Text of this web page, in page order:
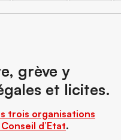
grève y
et licites.
trois organisations
d’Etat.